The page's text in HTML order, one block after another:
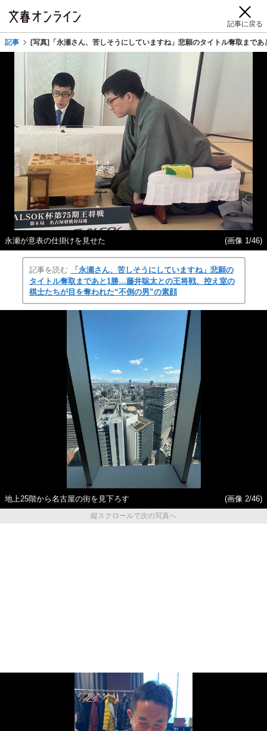
記事に戻る
記事 [写真]「永瀬さん、苦しそうにしていますね」悲願のタイトル奪取まで
永瀬が意表の仕掛けを見せた (画像 1/46)
記事を読む
「永瀬さん、苦しそうにしていますね」悲願の
タイトル奪取まであと1勝…藤井聡太との王将戦、控え室の
棋士たちが目を奪われた“不倒の男”の素顔
地上25階から名古屋の街を見下ろす
(画像 2/46)
縦スクロールで次の写真へ